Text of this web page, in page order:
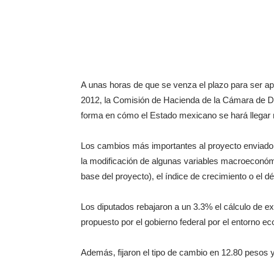
A unas horas de que se venza el plazo para ser
2012, la Comisión de Hacienda de la Cámara de
forma en cómo el Estado mexicano se hará
Los cambios más importantes al proyecto
la modificación de algunas variables
base del proyecto), el índice de crecimiento o el
Los diputados rebajaron a un 3.3% el cálculo de
propuesto por el gobierno federal por el entorno
Además, fijaron el tipo de cambio en 12.80 pesos